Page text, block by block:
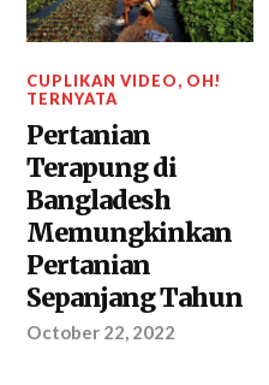
CUPLIKAN VIDEO, OH!
TERNYATA
Pertanian
Terapung di
Bangladesh
Memungkinkan
Pertanian
Sepanjang Tahun
October 22, 2022